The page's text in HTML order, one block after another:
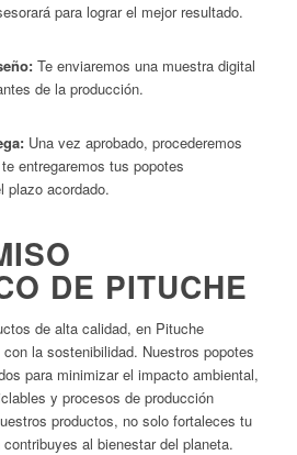
para lograr el mejor resultado.
Te enviaremos una muestra digital
de la producción.
Una vez aprobado, procederemos
entregaremos tus popotes
plazo acordado.​
DE PITUCHE
de alta calidad, en Pituche
la sostenibilidad. Nuestros popotes
para minimizar el impacto ambiental,
y procesos de producción
productos, no solo fortaleces tu
al bienestar del planeta.​